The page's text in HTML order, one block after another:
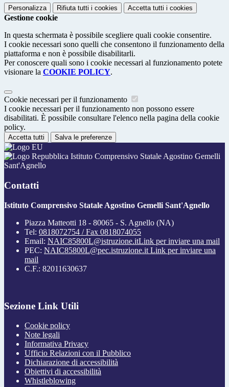
Personalizza Rifiuta tutti i cookies Accetta tutti i cookies
Gestione cookie
In questa schermata è possibile scegliere quali cookie consentire.
I cookie necessari sono quelli che consentono il funzionamento della
piattaforma e non è possibile disabilitarli.
Per conoscere quali sono i cookie necessari al funzionamento potete
visionare la COOKIE POLICY.
Cookie necessari per il funzionamento
I cookie necessari per il funzionamento non possono essere
disabilitati. È possibile consultare l'elenco nella pagina della cookie
policy.
Accetta tutti Salva le preferenze
Istituto Comprensivo Statale Agostino Gemelli
Sant'Agnello
Contatti
Istituto Comprensivo Statale Agostino Gemelli Sant'Agnello
Piazza Matteotti 18 - 80065 - S. Agnello (NA)
Tel: 0818072754 / Fax 0818074055
Email: NAIC85800L@istruzione.itLink per inviare una mail
PEC: NAIC85800L@pec.istruzione.it Link per inviare una
mail
C.F.: 82011630637
Sezione Link Utili
Cookie policy
Note legali
Informativa Privacy
Ufficio Relazioni con il Pubblico
Dichiarazione di accessibilità
Obiettivi di accessibilità
Whistleblowing